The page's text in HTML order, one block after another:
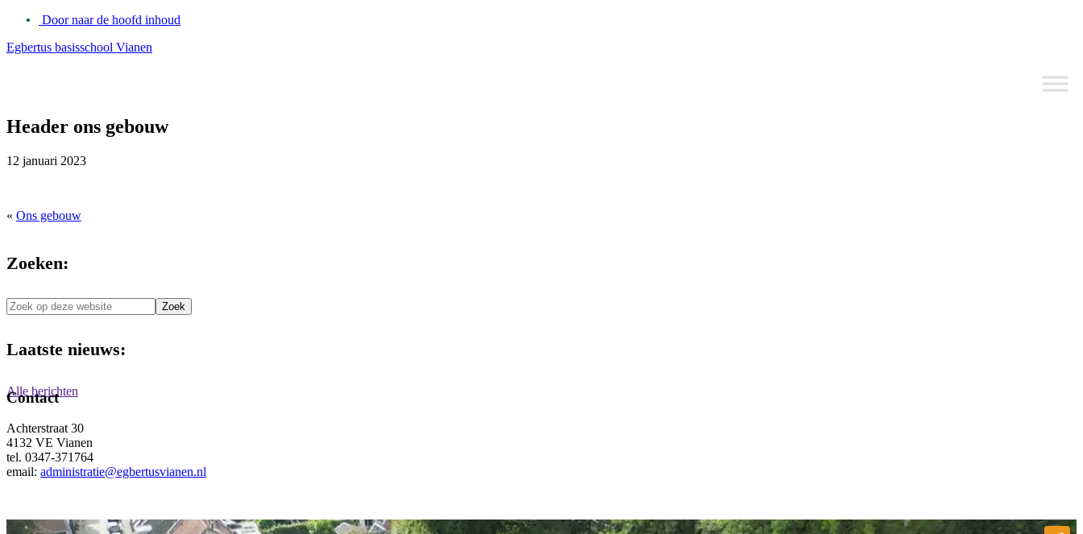
Door naar de hoofd inhoud
Egbertus basisschool Vianen
Header ons gebouw
12 januari 2023
« Ons gebouw
Zoeken:
Zoek
op
website
Laatste nieuws:
Alle berichten
Contact
Achterstraat 30
4132 VE Vianen
tel. 0347-371764
email: administratie@egbertusvianen.nl